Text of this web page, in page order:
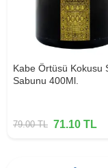
Kabe Örtüsü Kokusu
Sabunu 400Ml.
79.00TL 71.10 TL